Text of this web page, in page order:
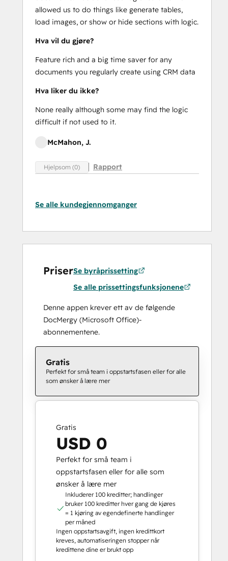
allowed us to do things like generate tables,
load images, or show or hide sections with logic.
Hva vil du gjøre?
Feature rich and a big time saver for any
documents you regularly create using CRM data
Hva liker du ikke?
None really although some may find the logic
difficult if not used to it.
McMahon, J.
Hjelpsom (0) Rapport
Se alle kundegjennomganger
PriserSe byråprissetting
Se alle prissettingsfunksjonene
Denne appen krever ett av de følgende
DocMergy (Microsoft Office)-
abonnementene.
Gratis
Perfekt for små team i oppstartsfasen eller for alle
som ønsker å lære mer
Gratis
USD 0
Perfekt for små team i
oppstartsfasen eller for alle som
ønsker å lære mer
Inkluderer 100 kreditter; handlinger
bruker 100 kreditter hver gang de kjøres
= 1 kjøring av egendefinerte handlinger
per måned
Ingen oppstartsavgift, ingen kredittkort
kreves, automatiseringen stopper når
kredittene dine er brukt opp